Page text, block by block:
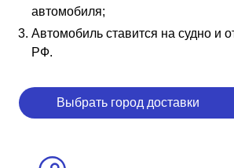
автомобиля;
Автомобиль ставится на судно и
РФ.
Выбрать город доставки